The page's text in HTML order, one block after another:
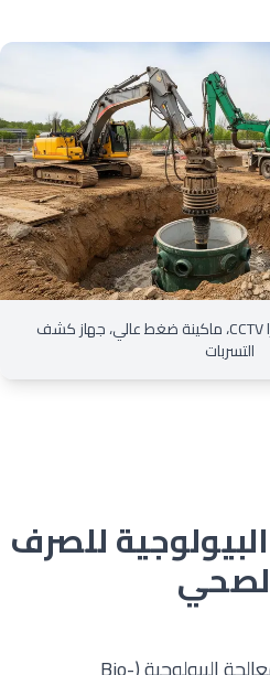
معداتنا المتخصصة: كاميرا CCTV، ماكينة ضغط عالي، جهاز كشف
التسربات
للصرف